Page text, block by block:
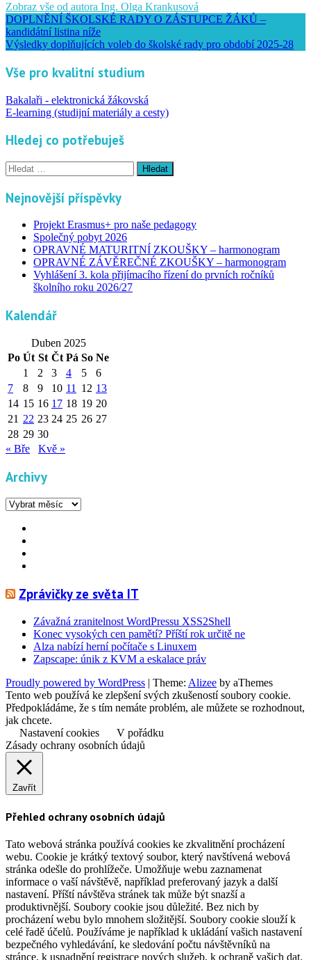
Zobraz vše od autora Ing. Olga Krankusová
DOPLNĚNÍ ŠKOLSKÉ RADY O ZÁSTUPCE ŽÁKŮ –
kandidátní listina níže
Výsledky doplňujících voleb do školské rady pro období 2025-28
Vše pro kvalitní studium
Bakalaři - elektronická žákovská
E-learning (studijní materiály a cesty)
Hledej co potřebuješ
Vyhledávání
Nejnovější příspěvky
Projekt Erasmus+ pro naše pedagogy
Společný pobyt 2026
OPRAVNÉ MATURITNÍ ZKOUŠKY – harmonogram
OPRAVNÉ ZÁVĚREČNÉ ZKOUŠKY – harmonogram
Vyhlášení 3. kola přijímacího řízení do prvních ročníků
školního roku 2026/27
Kalendář
Duben 2025
Po Út St Čt Pá So Ne
1
2 3 4 5
6
7
8 9 10 11 12 13
14 15 16 17 18 19 20
21 22 23 24 25 26 27
28 29 30
« Bře
Kvě »
Archivy
Archivy
Zprávičky ze světa IT
Závažná zranitelnost WordPressu XSS2Shell
Konec vysokých cen pamětí? Příští rok určitě ne
Alza nabízí herní počítače s Linuxem
Zapscape: únik z KVM a eskalace práv
Proudly powered by WordPress | Theme: Alizee by aThemes
Tento web používá ke zlepšení svých zkušeností soubory cookie.
Předpokládáme, že s tím nemáte problém, ale můžete se rozhodnout,
jak chcete.
Nastavení cookies
V pořádku
Zásady ochrany osobních údajů
Zavřít
Přehled ochrany osobních údajů
Tato webová stránka používá cookies ke zkvalitnění procházení
webu. Cookie je krátký textový soubor, který navštívená webová
stránka odešle do prohlížeče. Umožňuje webu zaznamenat
informace o vaší návštěvě, například preferovaný jazyk a další
nastavení. Příští návštěva stránek tak může být snazší a
produktivnější. Soubory cookie jsou důležité. Bez nich by
procházení webu bylo mnohem složitější. Soubory cookie slouží k
celé řadě účelů. Používáme je například k ukládání vašich nastavení
bezpečného vyhledávání, ke sledování počtu návštěvníků na
stránce, k usnadnění registrace nových služeb, k ochraně vašich dat.